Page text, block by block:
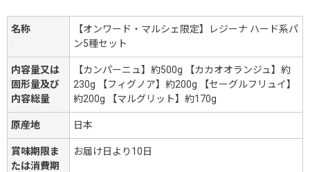
名称
【オンワード・マルシェ限定】レジーナ ハード系パ
ン5種セット
内容量又は
固形量及び
内容総量
【カンパーニュ】約500g 【カカオオランジュ】約
230g 【フィグノア】約200g 【セーグルフリュイ】
約200g 【マルグリット】約170g
原産地 日本
賞味期限ま
たは消費期
お届け日より10日